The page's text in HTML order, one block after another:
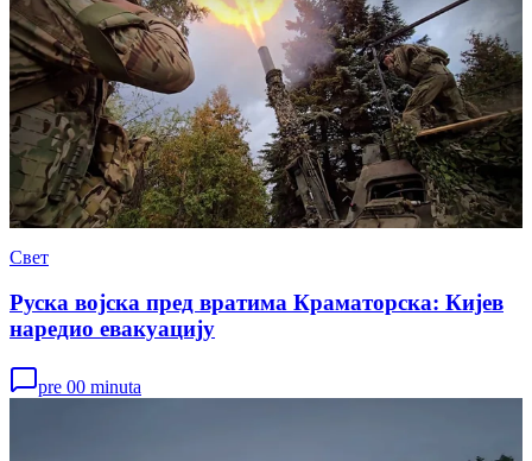
Свет
Руска војска пред вратима Краматорска: Кијев
наредио евакуацију
pre 00 minuta